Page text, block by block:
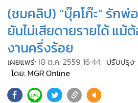
ผู้จัดการรายวัน
• คอลัมนิสต์
• ละคร
• CbizReview
• Cyber BIZ
• Good health & Well-being
(ชมคลิป) “บุ๊คโก๊ะ” รักพ่
ยันไม่เสียดายรายได้ แม้
งานครึ่งร้อย
เผยแพร่: 18 ต.ค. 2559 16:44 ปรับปรุง:
โดย: MGR Online